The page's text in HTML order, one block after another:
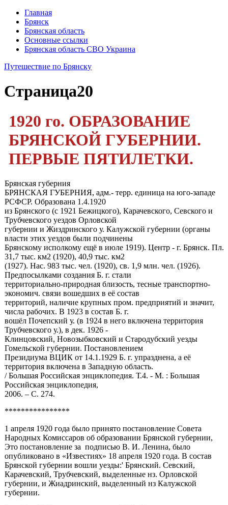
Главная
Брянск
Брянская область
Основные ссылки
Брянская область СВО Украина
Путешествие по Брянску
Страница20
1920 го. ОБРАЗОВАНИЕ
БРЯНСКОЙ ГУБЕРНИИ.
ПЕРВЫЕ ПЯТИЛЕТКИ.
Брянская губерния
БРЯНСКАЯ ГУБЕРНИЯ, адм.- терр. единица на юго-западе
РСФСР. Образована 1.4.1920
из Брянского (с 1921 Бежицкого), Карачевского, Севского и
Трубчевского уездов Орловской
губернии и Жиздринского у. Калужской губернии (органы
власти этих уездов были подчинены
Брянскому исполкому ещё в июле 1919). Центр - г. Брянск. Пл.
31,7 тыс. км2 (1920), 40,9 тыс. км2
(1927). Нас. 983 тыс. чел. (1920), св. 1,9 млн. чел. (1926).
Предпосылками создания Б. г. стали
территориально-природная близость, тесные транспортно-
экономич. связи вошедших в её состав
территорий, наличие крупных пром. предприятий и значит,
числа рабочих. В 1923 в состав Б. г.
вошёл Почепский у. (в 1924 в него включена территория
Трубчевского у.), в дек. 1926 -
Клинцовский, Новозыбковский и Стародубский уезды
Гомельской губернии. Постановлением
Президиума ВЦИК от 14.1.1929 Б. г. упразднена, а её
территория включена в Западную область.
/ Большая Российская энциклопедия. Т.4. - М. : Большая
Российская энциклопедия,
2006. – С. 274.
****************
1 апреля 1920 года было принято постановление Со­вета
Народных Комиссаров об образовании Брянской губернии,
Это постановление за подписью В. И. Ленина, было
опубликовано в «Известиях» 18 апреля 1920 года. В состав
Брянской губернии вошли уезды:' Брянский. Севский,
Карачевский, Трубчевский, выделенные нз. Ор­ловской
губернии, и Жиадринский, выделенный нз Ка­лужской
губернии.